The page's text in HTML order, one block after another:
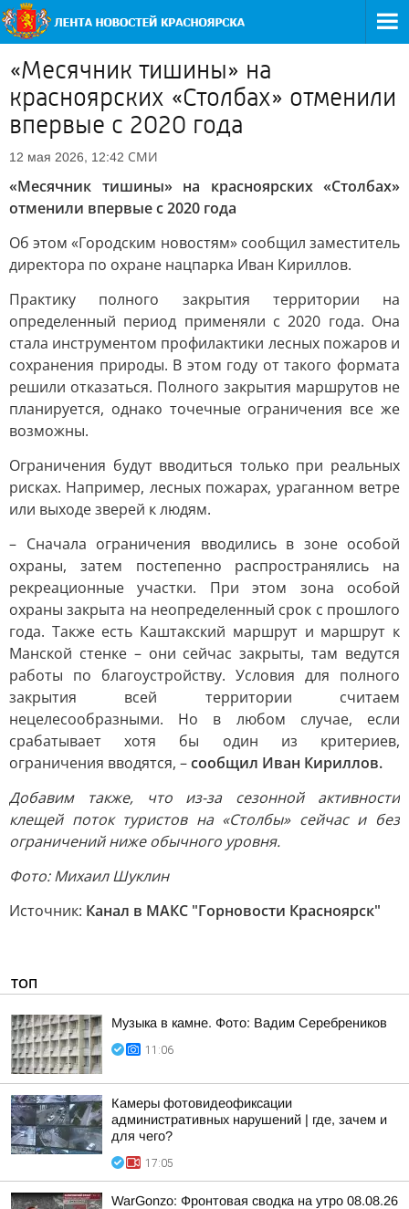
«Месячник тишины» на
красноярских «Столбах» отменили
впервые с 2020 года
12 мая 2026, 12:42 СМИ
«Месячник тишины» на красноярских «Столбах»
отменили впервые с 2020 года
Об этом «Городским новостям» сообщил заместитель
директора по охране нацпарка Иван Кириллов.
Практику полного закрытия территории на
определенный период применяли с 2020 года. Она
стала инструментом профилактики лесных пожаров и
сохранения природы. В этом году от такого формата
решили отказаться. Полного закрытия маршрутов не
планируется, однако точечные ограничения все же
возможны.
Ограничения будут вводиться только при реальных
рисках. Например, лесных пожарах, ураганном ветре
или выходе зверей к людям.
– Сначала ограничения вводились в зоне особой
охраны, затем постепенно распространялись на
рекреационные участки. При этом зона особой
охраны закрыта на неопределенный срок с прошлого
года. Также есть Каштакский маршрут и маршрут к
Манской стенке – они сейчас закрыты, там ведутся
работы по благоустройству. Условия для полного
закрытия всей территории считаем
нецелесообразными. Но в любом случае, если
срабатывает хотя бы один из критериев,
ограничения вводятся, –сообщил Иван Кириллов.
Добавим также, что из-за сезонной активности
клещей поток туристов на «Столбы» сейчас и без
ограничений ниже обычного уровня.
Фото: Михаил Шуклин
Источник: Канал в МАКС "Горновости Красноярск"
ТОП
Музыка в камне. Фото: Вадим Серебреников
11:06
Камеры фотовидеофиксации
административных нарушений | где, зачем и
для чего?
17:05
WarGonzo: Фронтовая сводка на утро 08.08.26